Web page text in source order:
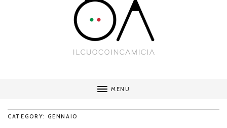
MENU
CATEGORY: GENNAIO